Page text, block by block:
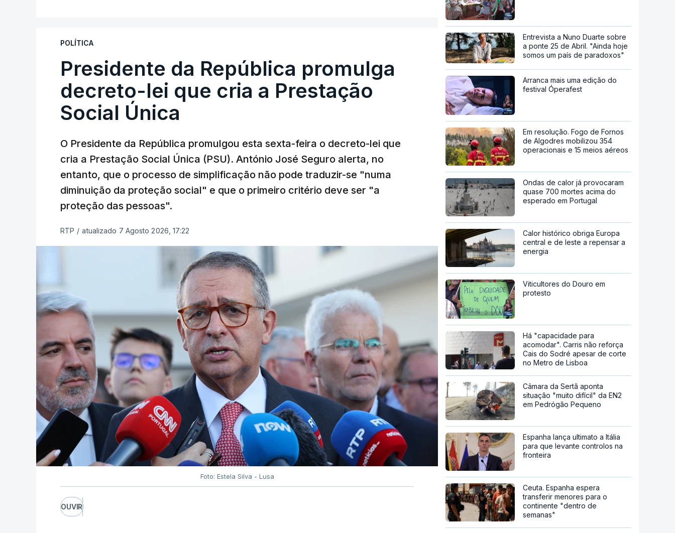
POLÍTICA
Presidente da República promulga
decreto-lei que cria a Prestação
Social Única
O Presidente da República promulgou esta sexta-feira o decreto-lei que
cria a Prestação Social Única (PSU). António José Seguro alerta, no
entanto, que o processo de simplificação não pode traduzir-se "numa
diminuição da proteção social" e que o primeiro critério deve ser "a
proteção das pessoas".
RTP / atualizado 7 Agosto 2026, 17:22
Foto: Estela Silva - Lusa
OUVIR
Entrevista a Nuno Duarte sobre
a ponte 25 de Abril. "Ainda hoje
somos um país de paradoxos"
Arranca mais uma edição do
festival Óperafest
Em resolução. Fogo de Fornos
de Algodres mobilizou 354
operacionais e 15 meios aéreos
Ondas de calor já provocaram
quase 700 mortes acima do
esperado em Portugal
Calor histórico obriga Europa
central e de leste a repensar a
energia
Viticultores do Douro em
protesto
Há "capacidade para
acomodar". Carris não reforça
Cais do Sodré apesar de corte
no Metro de Lisboa
Câmara da Sertã aponta
situação "muito difícil" da EN2
em Pedrógão Pequeno
Espanha lança ultimato a Itália
para que levante controlos na
fronteira
Ceuta. Espanha espera
transferir menores para o
continente "dentro de
semanas"